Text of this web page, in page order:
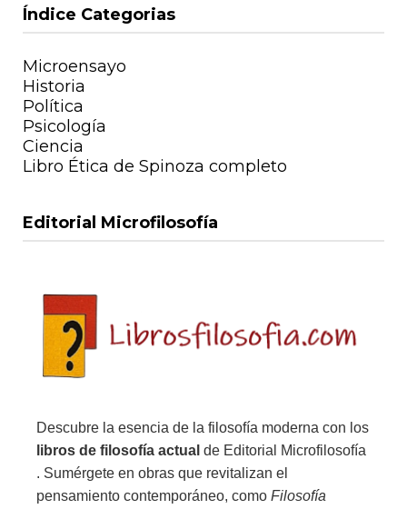
Índice Categorias
Microensayo
Historia
Política
Psicología
Ciencia
Libro Ética de Spinoza completo
Editorial Microfilosofía
Descubre la esencia de la filosofía moderna con los
libros de filosofía actual de Editorial Microfilosofía
. Sumérgete en obras que revitalizan el
pensamiento contemporáneo, como Filosofía